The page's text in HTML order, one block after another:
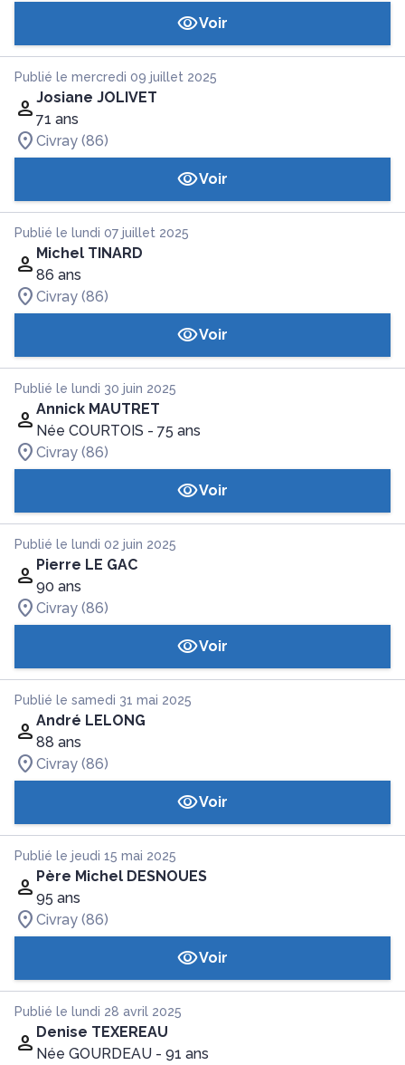
Voir
Publié le mercredi 09 juillet 2025
Josiane JOLIVET
71 ans
Civray (86)
Voir
Publié le lundi 07 juillet 2025
Michel TINARD
86 ans
Civray (86)
Voir
Publié le lundi 30 juin 2025
Annick MAUTRET
Née COURTOIS - 75 ans
Civray (86)
Voir
Publié le lundi 02 juin 2025
Pierre LE GAC
90 ans
Civray (86)
Voir
Publié le samedi 31 mai 2025
André LELONG
88 ans
Civray (86)
Voir
Publié le jeudi 15 mai 2025
Père Michel DESNOUES
95 ans
Civray (86)
Voir
Publié le lundi 28 avril 2025
Denise TEXEREAU
Née GOURDEAU - 91 ans